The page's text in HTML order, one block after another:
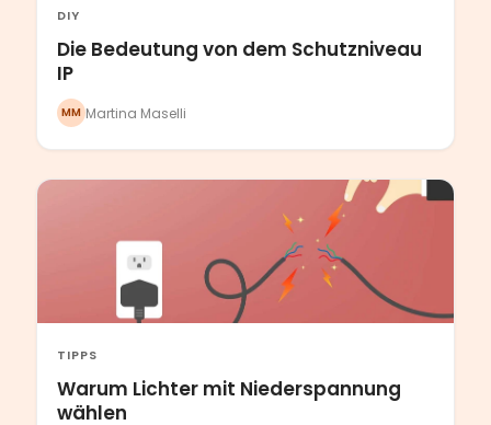
DIY
Die Bedeutung von dem Schutzniveau
IP
MM Martina Maselli
TIPPS
Warum Lichter mit Niederspannung
wählen